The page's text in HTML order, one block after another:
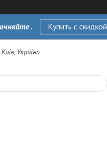
. Купить с скидкой
Україна